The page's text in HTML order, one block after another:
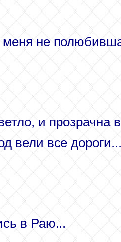
не
и прозрачна
вели все дороги...
в Раю...